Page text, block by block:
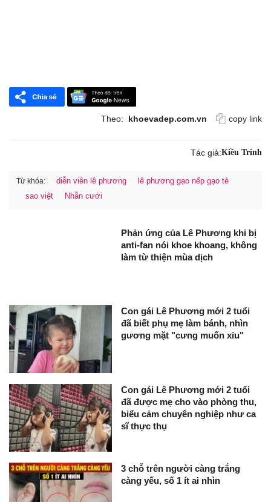
Theo: khoevadep.com.vn copy link
Tác giả:Kiều Trinh
Từ khóa: diễn viên lê phương
lê phương gạo nếp gạo tẻ
sao việt
Nhẫn cưới
Phản ứng của Lê Phương khi bị
anti-fan nói khoe khoang, không
làm từ thiện mùa dịch
Con gái Lê Phương mới 2 tuổi
đã biết phụ mẹ làm bánh, nhìn
gương mặt "cưng muốn xỉu"
Con gái Lê Phương mới 2 tuổi
đã được mẹ cho vào phòng thu,
biểu cảm chuyên nghiệp như ca
sĩ thực thụ
3 chỗ trên người càng trắng
càng yếu, số 1 ít ai nhìn